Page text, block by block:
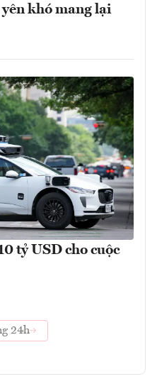
khó mang lại
tỷ USD cho cuộc
24h